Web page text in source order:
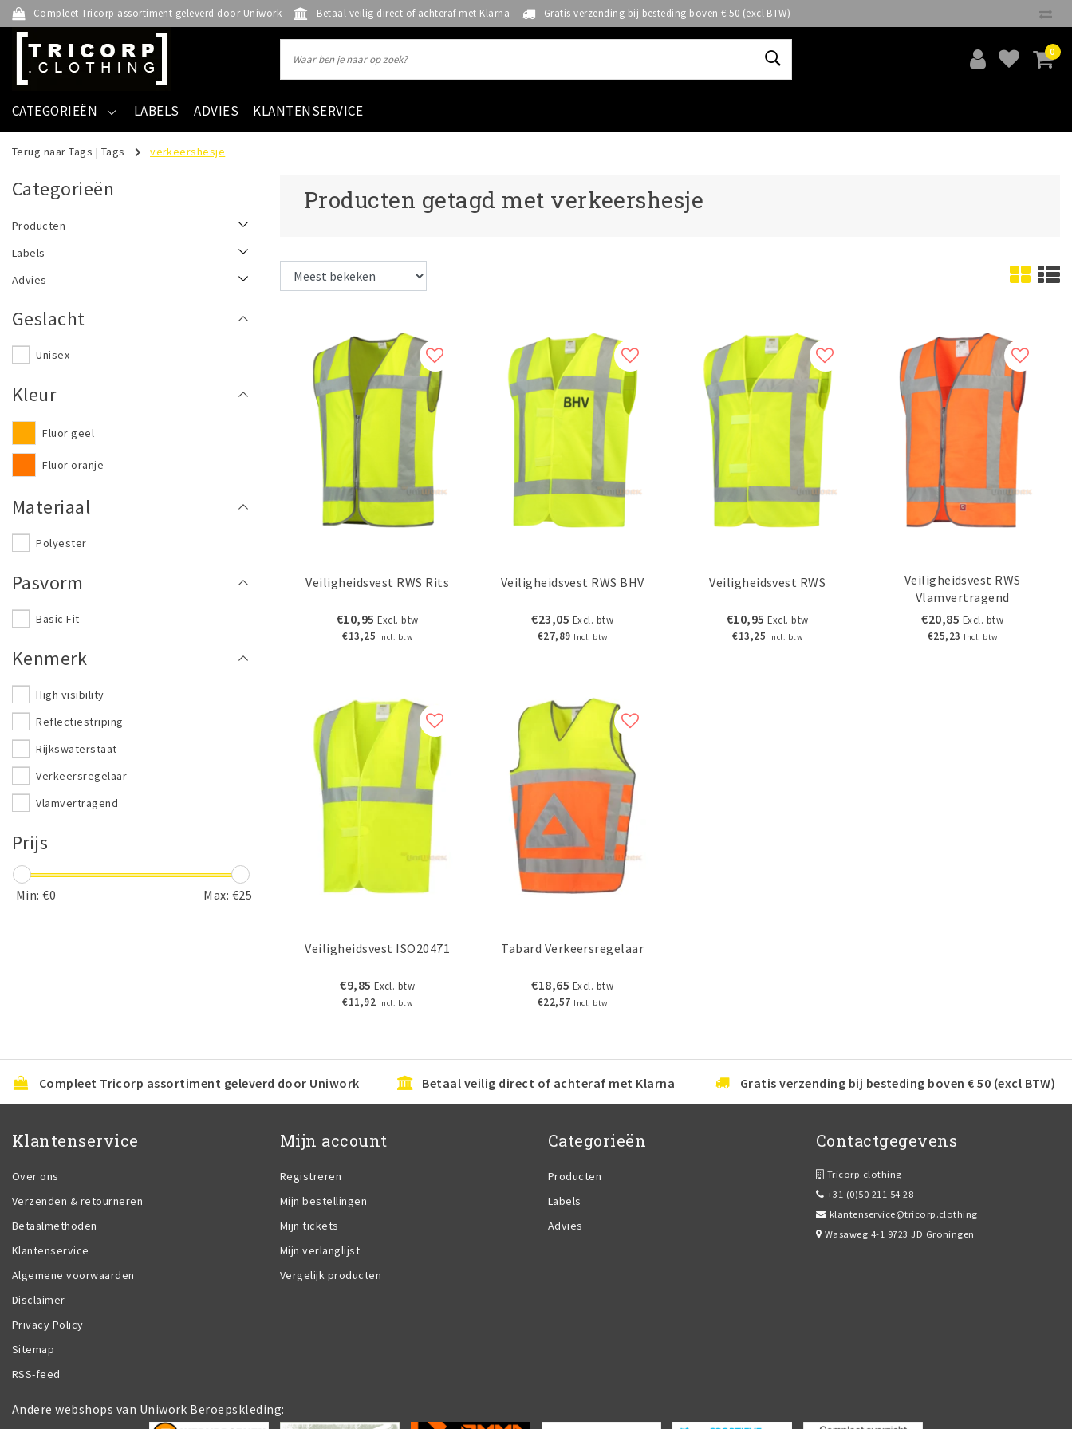
Compleet Tricorp assortiment geleverd door Uniwork Betaal veilig direct of achteraf met Klarna Gratis verzending bij besteding boven € 50 (excl BTW)
0
CATEGORIEËN LABELS ADVIES KLANTENSERVICE
Terug naar Tags | Tags verkeershesje
Categorieën
Producten
Labels
Advies
Geslacht
Unisex
Kleur
Fluor geel
Fluor oranje
Materiaal
Polyester
Pasvorm
Basic Fit
Kenmerk
High visibility
Reflectiestriping
Rijkswaterstaat
Verkeersregelaar
Vlamvertragend
Prijs
Min: €0 Max: €25
Producten getagd met verkeershesje
Veiligheidsvest RWS Rits
€10,95 Excl. btw
€13,25 Incl. btw
Veiligheidsvest RWS BHV
€23,05 Excl. btw
€27,89 Incl. btw
Veiligheidsvest RWS
€10,95 Excl. btw
€13,25 Incl. btw
Veiligheidsvest RWS
Vlamvertragend
€20,85 Excl. btw
€25,23 Incl. btw
Veiligheidsvest ISO20471
€9,85 Excl. btw
€11,92 Incl. btw
Tabard Verkeersregelaar
€18,65 Excl. btw
€22,57 Incl. btw
Compleet Tricorp assortiment geleverd door Uniwork Betaal veilig direct of achteraf met Klarna Gratis verzending bij besteding boven € 50 (excl BTW)
Klantenservice
Over ons
Verzenden & retourneren
Betaalmethoden
Klantenservice
Algemene voorwaarden
Disclaimer
Privacy Policy
Sitemap
RSS-feed
Mijn account
Registreren
Mijn bestellingen
Mijn tickets
Mijn verlanglijst
Vergelijk producten
Categorieën
Producten
Labels
Advies
Contactgegevens
Tricorp.clothing
+31 (0)50 211 54 28
klantenservice@tricorp.clothing
Wasaweg 4-1 9723 JD Groningen
Andere webshops van Uniwork Beroepskleding: